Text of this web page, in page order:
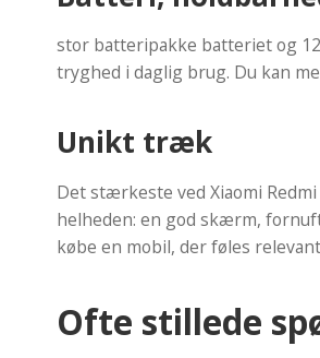
stor batteripakke batteriet og
tryghed i daglig brug. Du kan
Unikt træk
Det stærkeste ved Xiaomi
helheden: en god skærm,
købe en mobil, der føles
Ofte stillede